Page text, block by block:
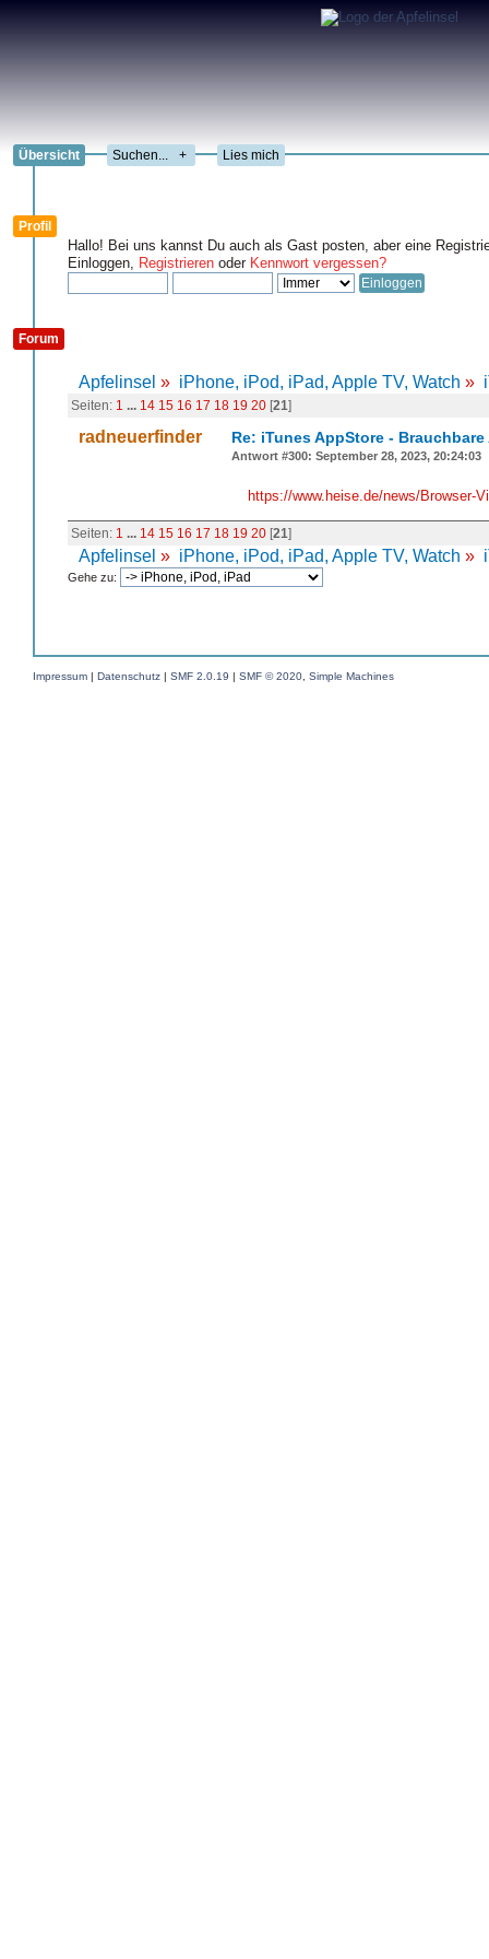
Übersicht + Lies mich
Profil
Hallo! Bei uns kannst Du auch als Gast posten, aber eine
Einloggen, Registrieren oder Kennwort vergessen?
Forum
Apfelinsel » iPhone, iPod, iPad, Apple TV, Watch »
Seiten: 1 ... 14 15 16 17 18 19 20 [21]
radneuerfinder Re: iTunes AppStore -
Antwort #300: September 28, 2023, 20:24:03
https://www.heise.de/news/Browser-
Seiten: 1 ... 14 15 16 17 18 19 20 [21]
Apfelinsel » iPhone, iPod, iPad, Apple TV, Watch »
Gehe zu:
Impressum Datenschutz SMF 2.0.19 SMF © 2020, Simple Machines